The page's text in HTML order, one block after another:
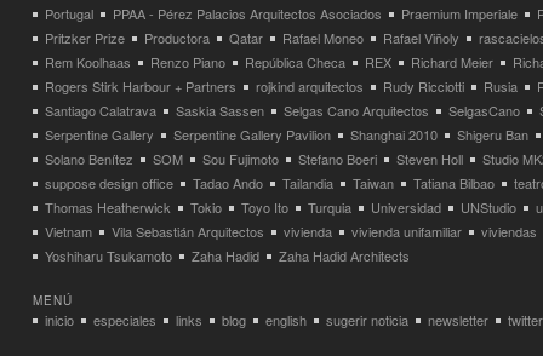
Portugal
PPAA - Pérez Palacios Arquitectos Asociados Praemium Imperiale
Pritzker Prize
Productora Qatar Rafael Moneo Rafael Viñoly
Rem Koolhaas
Renzo Piano República Checa REX Richard Meier
Rogers Stirk Harbour + Partners
rojkind arquitectos Rudy Ricciotti Rusia
Santiago Calatrava
Saskia Sassen Selgas Cano Arquitectos SelgasCano
Serpentine Gallery
Serpentine Gallery Pavilion Shanghai 2010
Shigeru Ban
Solano Benítez
SOM Sou Fujimoto Stefano Boeri Steven Holl
Studio
suppose design office
Tadao Ando Tailandia Taiwan Tatiana Bilbao
Thomas Heatherwick
Tokio Toyo Ito Turquia Universidad UNStudio
Vietnam
Vila Sebastián Arquitectos vivienda vivienda unifamiliar
viviendas
Yoshiharu Tsukamoto
Zaha Hadid Zaha Hadid Architects
MENÚ
inicio especiales links blog english sugerir noticia newsletter twitter